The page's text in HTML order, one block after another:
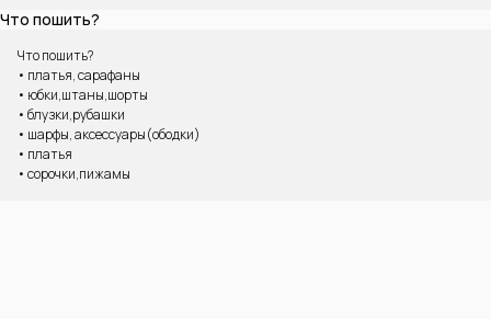
Что пошить?
Что пошить?
• платья, сарафаны
• юбки,штаны,шорты
• блузки,рубашки
• шарфы, аксессуары(ободки)
• платья
• сорочки,пижамы